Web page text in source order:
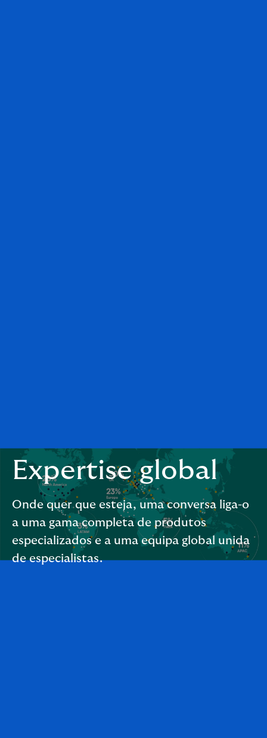
Expertise global
Onde quer que esteja, uma conversa liga-o
a uma gama completa de produtos
especializados e a uma equipa global unida
de especialistas.